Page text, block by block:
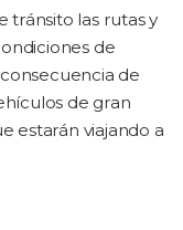
tránsito las rutas y
de
de
de gran
estarán viajando a